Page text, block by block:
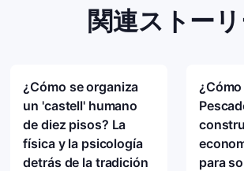
関連ストー
¿Cómo se organiza
un 'castell' humano
de diez pisos? La
física y la psicología
detrás de la tradición
para